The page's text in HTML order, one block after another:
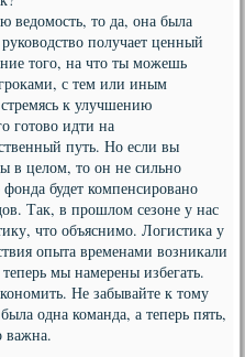
ведомость, то да, она была
получает ценный
того, на что ты можешь
с тем или иным
к улучшению
готово идти на
путь. Но если вы
в целом, то он не сильно
будет компенсировано
Так, в прошлом сезоне у нас
что объяснимо. Логистика у
опыта временами возникали
мы намерены избегать.
Не забывайте к тому
одна команда, а теперь пять,
важна.